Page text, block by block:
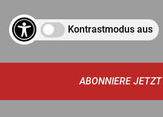
Kontrastmodus aus
ABONNIERE